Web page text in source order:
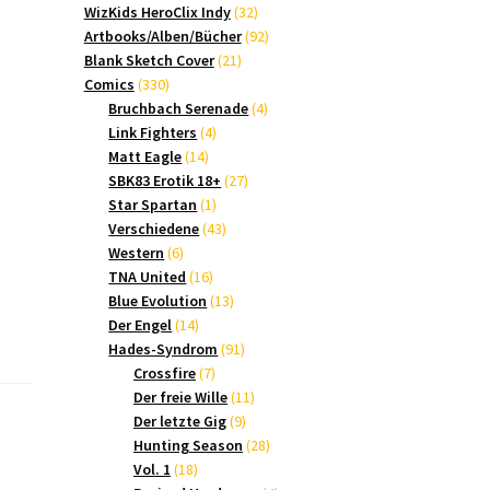
Produkte
WizKids HeroClix Indy 3232
Produkte
Artbooks/Alben/Bücher 9292
Blank Sketch Cover 2121
Comics 330330
Produkte
Bruchbach Serenade 44
Link Fighters 44
Matt Eagle 1414
Produkte
SBK83 Erotik 18+ 2727
Star Spartan 11
Produkt
Verschiedene 4343
Western 66
Produkte
TNA United 1616
Produkte
Blue Evolution 1313
Der Engel 1414
Produkte
Hades-Syndrom 9191
Crossfire 77
Produkte
Der freie Wille 1111
Der letzte Gig 99
Produkte
Hunting Season 2828
Vol. 1 1818